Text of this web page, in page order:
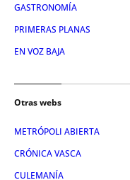
GASTRONOMÍA
PRIMERAS PLANAS
EN VOZ BAJA
Otras webs
METRÓPOLI ABIERTA
CRÓNICA VASCA
CULEMANÍA